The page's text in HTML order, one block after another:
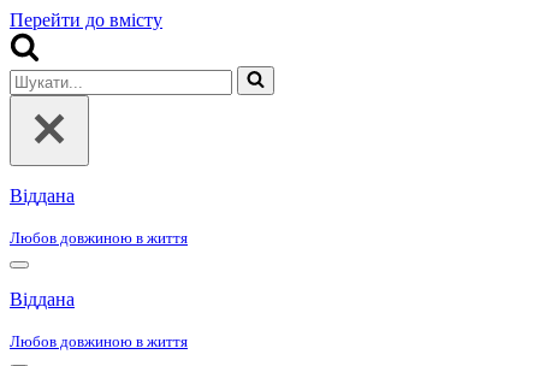
Перейти до вмісту
Шукати...
Віддана
Любов довжиною в життя
Меню
навігації
Віддана
Любов довжиною в життя